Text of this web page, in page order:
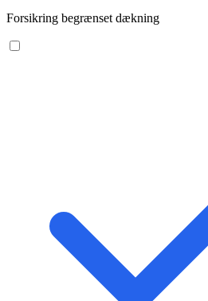
Forsikring begrænset dækning